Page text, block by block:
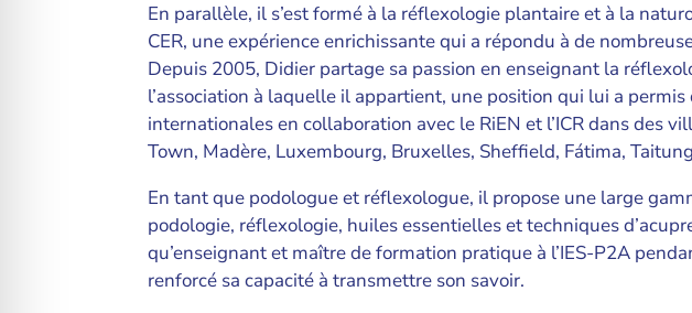
En parallèle, il s’est formé à la réflexologie plantaire et à la
CER, une expérience enrichissante qui a répondu à de
Depuis 2005, Didier partage sa passion en enseignant la
l’association à laquelle il appartient, une position qui lui a
internationales en collaboration avec le RiEN et l’ICR dans des
Town, Madère, Luxembourg, Bruxelles, Sheffield, Fátima,
En tant que podologue et réflexologue, il propose une large
podologie, réflexologie, huiles essentielles et techniques
qu’enseignant et maître de formation pratique à l’IES-P2A
renforcé sa capacité à transmettre son savoir.